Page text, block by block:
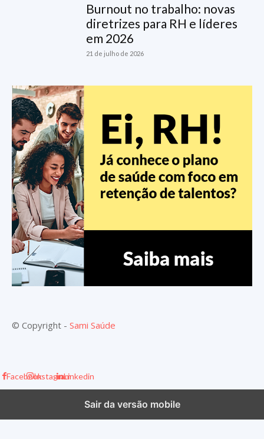
Burnout no trabalho: novas
diretrizes para RH e líderes
em 2026
21 de julho de 2026
© Copyright - Sami Saúde
FacebookInstagramLinkedin
Sair da versão mobile